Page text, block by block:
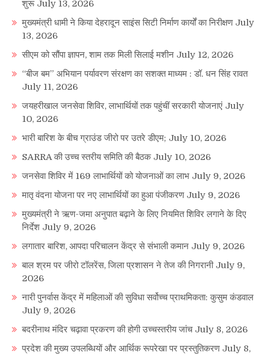
शुरू July 13, 2026
मुख्यमंत्री धामी ने किया देहरादून साइंस सिटी निर्माण कार्यों का निरीक्षण July
13, 2026
सीएम को सौंपा ज्ञापन, शाम तक मिली सिलाई मशीन July 12, 2026
“बीज बम” अभियान पर्यावरण संरक्षण का सशक्त माध्यम : डॉ. धन सिंह रावत
July 11, 2026
जयहरीखाल जनसेवा शिविर, लाभार्थियों तक पहुंचीं सरकारी योजनाएं July
10, 2026
भारी बारिश के बीच ग्राउंड जीरो पर उतरे डीएम; July 10, 2026
SARRA की उच्च स्तरीय समिति की बैठक July 10, 2026
जनसेवा शिविर में 169 लाभार्थियों को योजनाओं का लाभ July 9, 2026
मातृ वंदना योजना पर नए लाभार्थियों का हुआ पंजीकरण July 9, 2026
मुख्यमंत्री ने ऋण-जमा अनुपात बढ़ाने के लिए नियमित शिविर लगाने के दिए
निर्देश July 9, 2026
लगातार बारिश, आपदा परिचालन केंद्र से संभाली कमान July 9, 2026
बाल श्रम पर जीरो टॉलरेंस, जिला प्रशासन ने तेज की निगरानी July 9,
2026
नारी पुनर्वास केंद्र में महिलाओं की सुविधा सर्वोच्च प्राथमिकता: कुसुम कंडवाल
July 9, 2026
बदरीनाथ मंदिर चढ़ावा प्रकरण की होगी उच्चस्तरीय जांच July 8, 2026
प्रदेश की मुख्य उपलब्धियों और आर्थिक रूपरेखा पर प्रस्तुतिकरण July 8,